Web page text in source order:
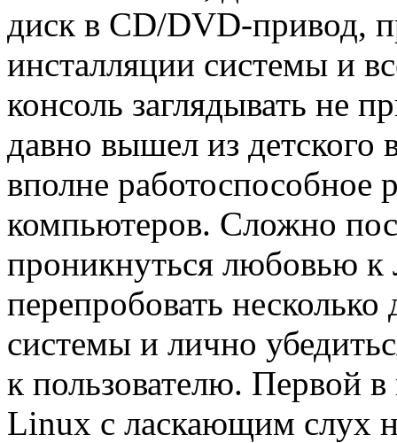
диск в CD/DVD-привод,
инсталляции системы и
консоль заглядывать не
давно вышел из детского
вполне работоспособное
компьютеров. Сложно
проникнуться любовью
перепробовать
системы и лично
к пользователю. Первой
Linux с ласкающим слух